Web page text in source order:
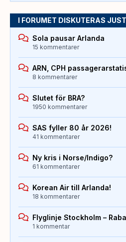
I FORUMET DISKUTERAS
Sola pausar Arlanda
15 kommentarer
ARN, CPH
8 kommentarer
Slutet för BRA?
1950 kommentarer
SAS fyller 80 år 2026!
41 kommentarer
Ny kris i Norse/Indigo?
61 kommentarer
Korean Air till Arlanda!
18 kommentarer
Flyglinje Stockholm –
1 kommentar